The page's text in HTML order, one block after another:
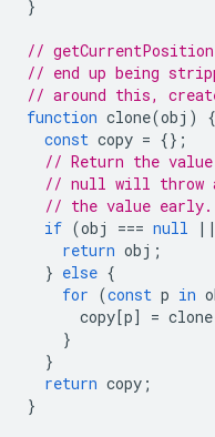
}
//
// end up being
// around this,
function clone(obj )
{
const copy = {};
// Return the
// null will throw
// the value early.
if (obj === null ||
return obj ;
} else {
for (const p in
copy[p] = clone
}
}
return copy ;
}